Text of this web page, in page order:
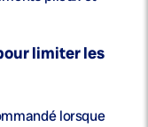
limiter les
lorsque